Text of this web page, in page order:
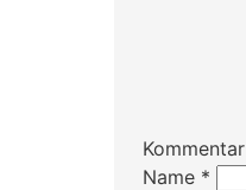
Kommentar
Name *